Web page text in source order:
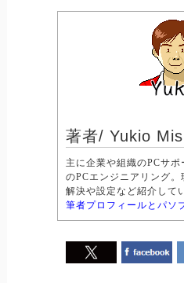
著者/ Yukio
主に企業や組織のPCサ
のPCエンジニアリング
解決や設定など紹介して
筆者プロフィールとパソ